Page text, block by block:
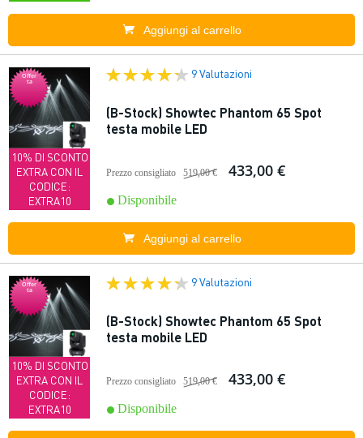
Aggiungi al carrello
Offer
ta
10% DI SCONTO
EXTRA CON IL
CODICE:
EXTRA10
9 Valutazioni
(B-Stock) Showtec Phantom 65 Spot
testa mobile LED
Prezzo consigliato 519,00 € 433,00 €
Disponibile
Aggiungi al carrello
Offer
ta
10% DI SCONTO
EXTRA CON IL
CODICE:
EXTRA10
9 Valutazioni
(B-Stock) Showtec Phantom 65 Spot
testa mobile LED
Prezzo consigliato 519,00 € 433,00 €
Disponibile